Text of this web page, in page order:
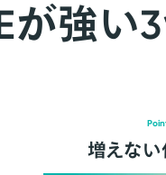
が強い
増えな